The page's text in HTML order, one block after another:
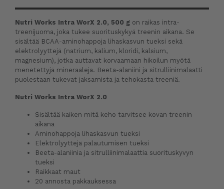
Nutri Works Intra WorX 2.0, 500 g on raikas intra-
treenijuoma, joka tukee suorituskykyä treenin aikana. Se
sisältää BCAA-aminohappoja lihaskasvun tueksi sekä
elektrolyyttejä (natrium, kalium, kloridi, kalsium,
magnesium), jotka auttavat korvaamaan hikoilun myötä
menetettyjä mineraaleja. Beeta-alaniini ja sitrulliinimalaatti
puolestaan tukevat jaksamista ja tehokasta treeniä.
Nutri Works Intra WorX 2.0
Sisältää kaiken mitä keho tarvitsee kovan treenin
aikana
Aminohappoja lihaskasvun tueksi
Elektrolyyttejä palautumisen tueksi
Beeta-alaniinia ja sitrulliinimalaattia suorituskyvyn
tueksi
Raikkaat maut
20 annosta pakkauksessa